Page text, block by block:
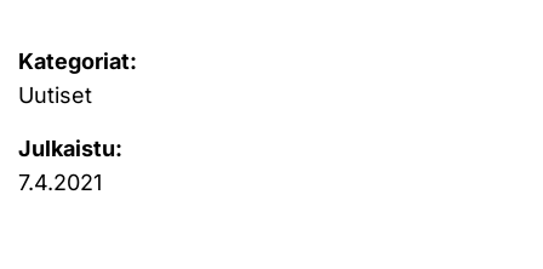
Kategoriat:
Uutiset
Julkaistu:
7.4.2021